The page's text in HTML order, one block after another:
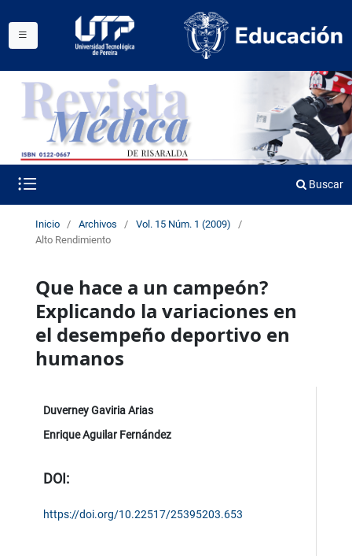
Buscar
Inicio / Archivos / Vol. 15 Núm. 1 (2009)
/
Alto Rendimiento
Que hace a un campeón?
Explicando la variaciones en
el desempeño deportivo en
humanos
Duverney Gaviria Arias
Enrique Aguilar Fernández
DOI:
https://doi.org/10.22517/25395203.653